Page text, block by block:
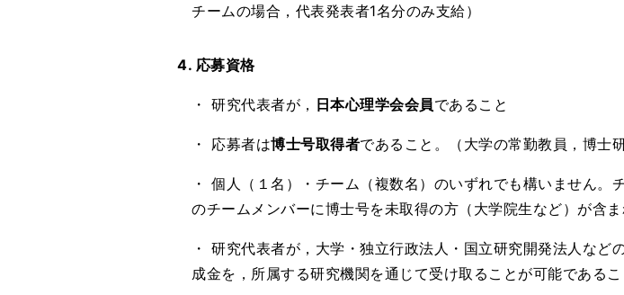
チームの場合，代表発表者1名分のみ支給）
4. 応募資格
・ 研究代表者が， 日本心理学会会員であること
・ 応募者は博士号取得者であること。（大学の常勤教員，博士
・ 個人（１名）・チーム（複数名）のいずれでも構いません
のチームメンバーに博士号を未取得の方（大学院生など）が含ま
・ 研究代表者が，大学・独立行政法人・国立研究開発法人など
成金を，所属する研究機関を通じて受け取ることが可能であるこ